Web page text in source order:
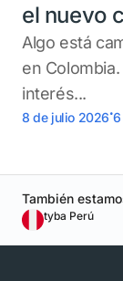
el nuevo
Algo está
en
interés...
8 de julio 2026.6
También
tyba Perú